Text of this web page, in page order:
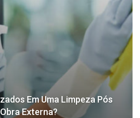
Em Uma Limpeza Pós
Obra Externa?